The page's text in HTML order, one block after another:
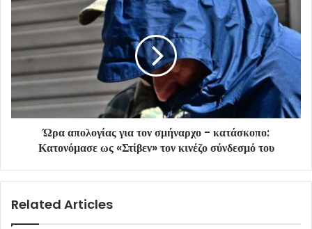
Ώρα απολογίας για τον σμήναρχο - κατάσκοπο:
Κατονόμασε ως «Στίβεν» τον κινέζο σύνδεσμό του
Related Articles